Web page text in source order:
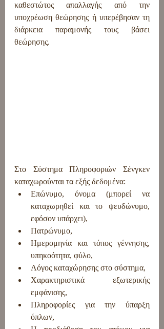
καθεστώτος απαλλαγής από την
υποχρέωση θεώρησης ή υπερέβησαν τη
διάρκεια παραμονής τους βάσει
θεώρησης.
Στο Σύστημα Πληροφοριών Σένγκεν
καταχωρούνται τα εξής δεδομένα:
Επώνυμο, όνομα (μπορεί να
καταχωρηθεί και το ψευδώνυμο,
εφόσον υπάρχει),
Πατρώνυμο,
Ημερομηνία και τόπος γέννησης,
υπηκοότητα, φύλο,
Λόγος καταχώρησης στο σύστημα,
Χαρακτηριστικά εξωτερικής
εμφάνισης,
Πληροφορίες για την ύπαρξη
όπλων,